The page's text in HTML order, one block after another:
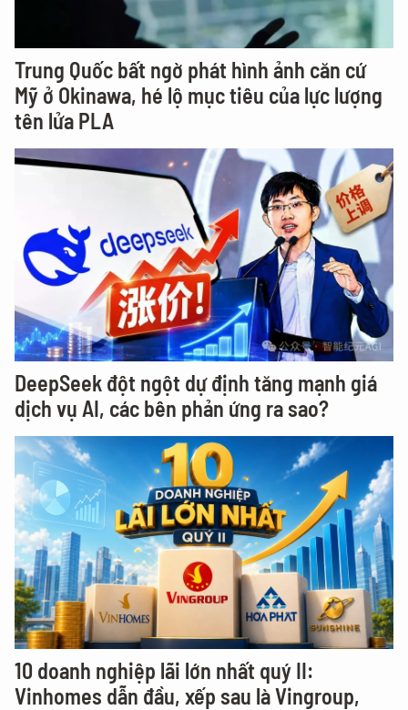
Trung Quốc bất ngờ phát hình ảnh căn cứ
Mỹ ở Okinawa, hé lộ mục tiêu của lực lượng
tên lửa PLA
DeepSeek đột ngột dự định tăng mạnh giá
dịch vụ AI, các bên phản ứng ra sao?
10 doanh nghiệp lãi lớn nhất quý II:
Vinhomes dẫn đầu, xếp sau là Vingroup,